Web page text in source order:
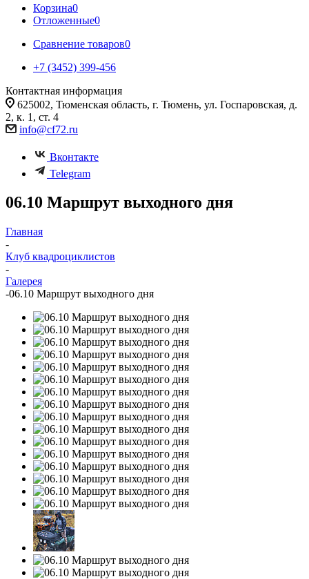
Корзина0
Отложенные0
Сравнение товаров0
+7 (3452) 399-456
Контактная информация
625002, Тюменская область, г. Тюмень, ул. Госпаровская, д.
2, к. 1, ст. 4
info@cf72.ru
Вконтакте
Telegram
06.10 Маршрут выходного дня
Главная
-
Клуб квадроциклистов
-
Галерея
-06.10 Маршрут выходного дня